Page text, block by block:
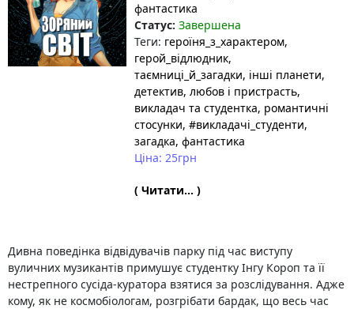
фантастика
Статус: Завершена
Теги: героїня_з_характером,
герой_відлюдник,
таємниці_й_загадки, інші планети,
детектив, любов і пристрасть,
викладач та студентка, романтичні
стосунки, #викладачі_студенти,
загадка, фантастика
Ціна: 25грн
( Читати... )
Дивна поведінка відвідувачів парку під час виступу
вуличних музикантів примушує студентку Інгу Короп та її
нестрепного сусіда-куратора взятися за розслідування. Адже
кому, як не космобіологам, розгрібати бардак, що весь час